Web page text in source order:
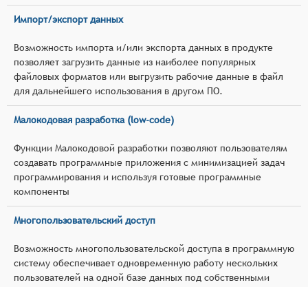
Импорт/экспорт данных
Возможность импорта и/или экспорта данных в продукте
позволяет загрузить данные из наиболее популярных
файловых форматов или выгрузить рабочие данные в файл
для дальнейшего использования в другом ПО.
Малокодовая разработка (low-code)
Функции Малокодовой разработки позволяют пользователям
создавать программные приложения с минимизацией задач
программирования и используя готовые программные
компоненты
Многопользовательский доступ
Возможность многопользовательской доступа в программную
систему обеспечивает одновременную работу нескольких
пользователей на одной базе данных под собственными